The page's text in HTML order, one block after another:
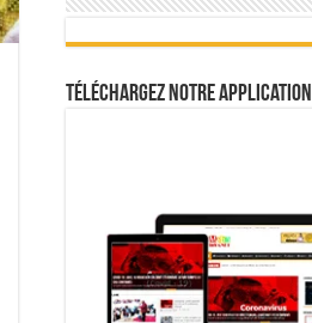
Téléchargez notre Application